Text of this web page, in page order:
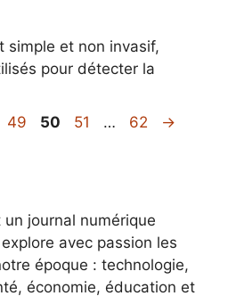
simple et non invasif,
pour détecter la
Page
49 Page
50 Page
51 … Page
62
→
journal numérique
avec passion les
époque : technologie,
économie, éducation et